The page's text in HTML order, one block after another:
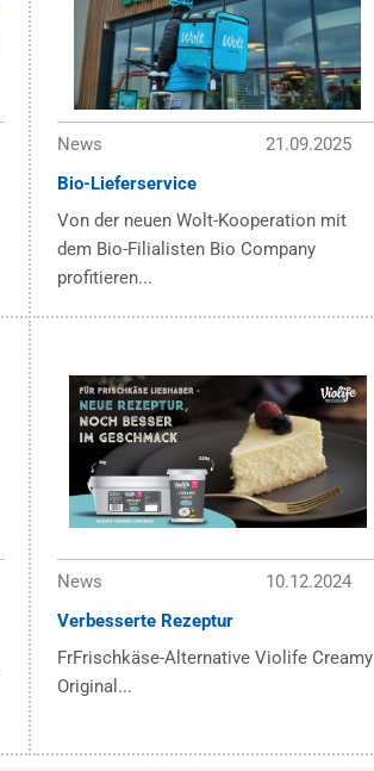
News
21.09.2025
Bio-Lieferservice
Von der neuen Wolt-Kooperation mit
dem Bio-Filialisten Bio Company
profitieren...
News
10.12.2024
Verbesserte Rezeptur
FrFrischkäse-Alternative Violife Creamy
Original...